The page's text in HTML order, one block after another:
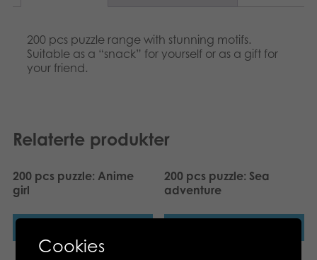
Polski
200 pcs puzzle range with stunning motifs.
Suitable as a “snack” for yourself or as a gift for
your friend.
Relaterte produkter
200 pcs puzzle: Anime
girl
200 pcs puzzle: Sea
adventure​
Cookies